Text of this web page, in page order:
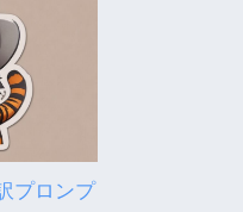
プロンプ